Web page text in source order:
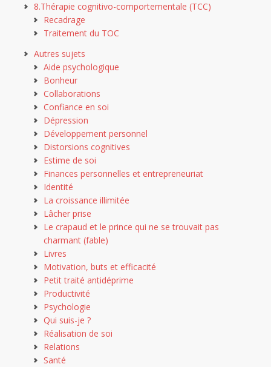
8.Thérapie cognitivo-comportementale (TCC)
Recadrage
Traitement du TOC
Autres sujets
Aide psychologique
Bonheur
Collaborations
Confiance en soi
Dépression
Développement personnel
Distorsions cognitives
Estime de soi
Finances personnelles et entrepreneuriat
Identité
La croissance illimitée
Lâcher prise
Le crapaud et le prince qui ne se trouvait pas
charmant (fable)
Livres
Motivation, buts et efficacité
Petit traité antidéprime
Productivité
Psychologie
Qui suis-je ?
Réalisation de soi
Relations
Santé